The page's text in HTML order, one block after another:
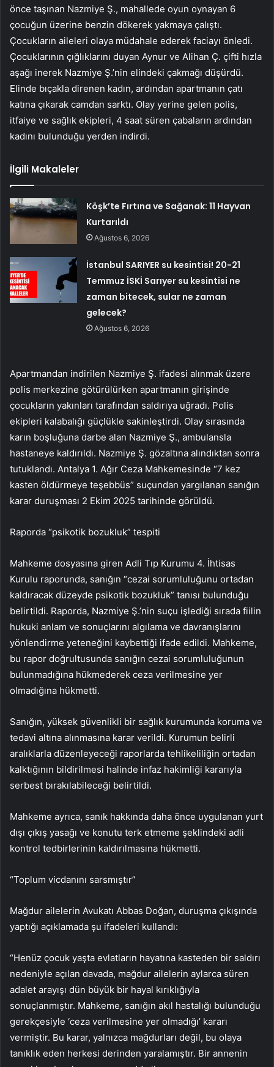
önce taşınan Nazmiye Ş., mahallede oyun oynayan 6
çocuğun üzerine benzin dökerek yakmaya çalıştı.
Çocukların aileleri olaya müdahale ederek faciayı önledi.
Çocuklarının çığlıklarını duyan Aynur ve Alihan Ç. çifti hızla
aşağı inerek Nazmiye Ş.’nin elindeki çakmağı düşürdü.
Elinde bıçakla direnen kadın, ardından apartmanın çatı
katına çıkarak camdan sarktı. Olay yerine gelen polis,
itfaiye ve sağlık ekipleri, 4 saat süren çabaların ardından
kadını bulunduğu yerden indirdi.
İlgili Makaleler
Köşk’te Fırtına ve Sağanak: 11 Hayvan
Kurtarıldı
Ağustos 6, 2026
İstanbul SARIYER su kesintisi! 20-21
Temmuz İSKİ Sarıyer su kesintisi ne
zaman bitecek, sular ne zaman
gelecek?
Ağustos 6, 2026
Apartmandan indirilen Nazmiye Ş. ifadesi alınmak üzere
polis merkezine götürülürken apartmanın girişinde
çocukların yakınları tarafından saldırıya uğradı. Polis
ekipleri kalabalığı güçlükle sakinleştirdi. Olay sırasında
karın boşluğuna darbe alan Nazmiye Ş., ambulansla
hastaneye kaldırıldı. Nazmiye Ş. gözaltına alındıktan sonra
tutuklandı. Antalya 1. Ağır Ceza Mahkemesinde “7 kez
kasten öldürmeye teşebbüs” suçundan yargılanan sanığın
karar duruşması 2 Ekim 2025 tarihinde görüldü.
Raporda “psikotik bozukluk” tespiti
Mahkeme dosyasına giren Adli Tıp Kurumu 4. İhtisas
Kurulu raporunda, sanığın “cezai sorumluluğunu ortadan
kaldıracak düzeyde psikotik bozukluk” tanısı bulunduğu
belirtildi. Raporda, Nazmiye Ş.’nin suçu işlediği sırada fiilin
hukuki anlam ve sonuçlarını algılama ve davranışlarını
yönlendirme yeteneğini kaybettiği ifade edildi. Mahkeme,
bu rapor doğrultusunda sanığın cezai sorumluluğunun
bulunmadığına hükmederek ceza verilmesine yer
olmadığına hükmetti.
Sanığın, yüksek güvenlikli bir sağlık kurumunda koruma ve
tedavi altına alınmasına karar verildi. Kurumun belirli
aralıklarla düzenleyeceği raporlarda tehlikeliliğin ortadan
kalktığının bildirilmesi halinde infaz hakimliği kararıyla
serbest bırakılabileceği belirtildi.
Mahkeme ayrıca, sanık hakkında daha önce uygulanan yurt
dışı çıkış yasağı ve konutu terk etmeme şeklindeki adli
kontrol tedbirlerinin kaldırılmasına hükmetti.
“Toplum vicdanını sarsmıştır”
Mağdur ailelerin Avukatı Abbas Doğan, duruşma çıkışında
yaptığı açıklamada şu ifadeleri kullandı:
“Henüz çocuk yaşta evlatların hayatına kasteden bir saldırı
nedeniyle açılan davada, mağdur ailelerin aylarca süren
adalet arayışı dün büyük bir hayal kırıklığıyla
sonuçlanmıştır. Mahkeme, sanığın akıl hastalığı bulunduğu
gerekçesiyle ‘ceza verilmesine yer olmadığı’ kararı
vermiştir. Bu karar, yalnızca mağdurları değil, bu olaya
tanıklık eden herkesi derinden yaralamıştır. Bir annenin